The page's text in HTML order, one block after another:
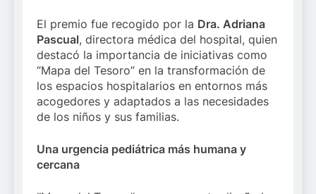
El premio fue recogido por la Dra. Adriana
Pascual, directora médica del hospital, quien
destacó la importancia de iniciativas como
“Mapa del Tesoro” en la transformación de
los espacios hospitalarios en entornos más
acogedores y adaptados a las necesidades
de los niños y sus familias.
Una urgencia pediátrica más humana y
cercana